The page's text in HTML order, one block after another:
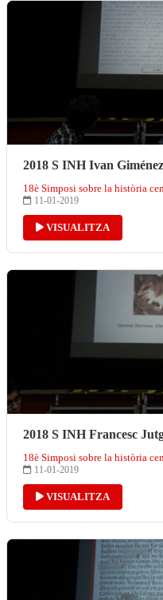
2018 S INH Ivan Giménez
18è Simposi sobre la història
11-01-2019
VISUALITZA
2018 S INH Francesc
18è Simposi sobre la història
11-01-2019
VISUALITZA